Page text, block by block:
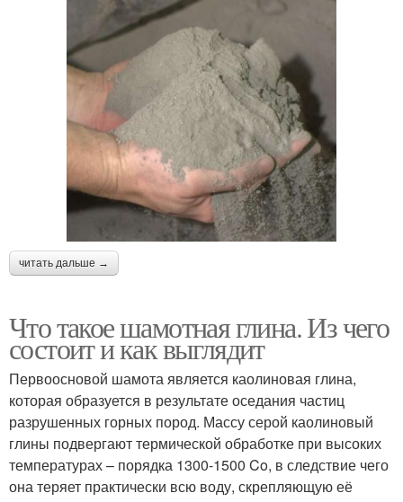
читать дальше →
Что такое шамотная глина. Из чего
состоит и как выглядит
Первоосновой шамота является каолиновая глина,
которая образуется в результате оседания частиц
разрушенных горных пород. Массу серой каолиновый
глины подвергают термической обработке при высоких
температурах – порядка 1300-1500 Co, в следствие чего
она теряет практически всю воду, скрепляющую её